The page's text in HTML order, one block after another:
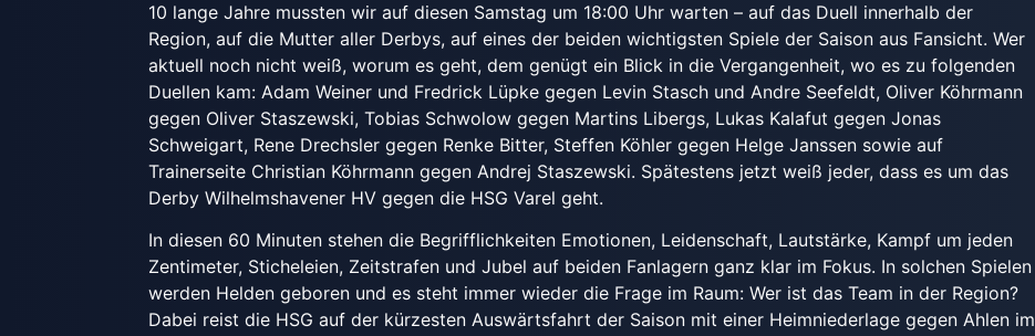
10 lange Jahre mussten wir auf diesen Samstag um 18:00 Uhr warten – auf das Duell innerhalb der
Region, auf die Mutter aller Derbys, auf eines der beiden wichtigsten Spiele der Saison aus Fansicht. Wer
aktuell noch nicht weiß, worum es geht, dem genügt ein Blick in die Vergangenheit, wo es zu folgenden
Duellen kam: Adam Weiner und Fredrick Lüpke gegen Levin Stasch und Andre Seefeldt, Oliver Köhrmann
gegen Oliver Staszewski, Tobias Schwolow gegen Martins Libergs, Lukas Kalafut gegen Jonas
Schweigart, Rene Drechsler gegen Renke Bitter, Steffen Köhler gegen Helge Janssen sowie auf
Trainerseite Christian Köhrmann gegen Andrej Staszewski. Spätestens jetzt weiß jeder, dass es um das
Derby Wilhelmshavener HV gegen die HSG Varel geht.
In diesen 60 Minuten stehen die Begrifflichkeiten Emotionen, Leidenschaft, Lautstärke, Kampf um jeden
Zentimeter, Sticheleien, Zeitstrafen und Jubel auf beiden Fanlagern ganz klar im Fokus. In solchen Spielen
werden Helden geboren und es steht immer wieder die Frage im Raum: Wer ist das Team in der Region?
Dabei reist die HSG auf der kürzesten Auswärtsfahrt der Saison mit einer Heimniederlage gegen Ahlen im